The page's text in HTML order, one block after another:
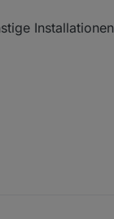
Installationen